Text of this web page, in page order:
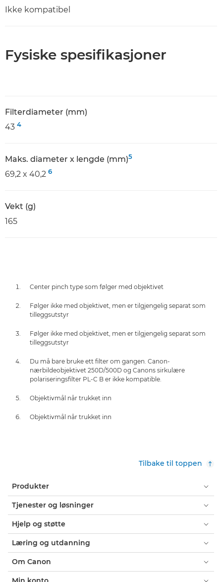
Ikke kompatibel
Fysiske spesifikasjoner
Filterdiameter (mm)
43 4
Maks. diameter x lengde (mm)5
69,2 x 40,2 6
Vekt (g)
165
Center pinch type som følger med objektivet
Følger ikke med objektivet, men er tilgjengelig separat som
tilleggsutstyr
Følger ikke med objektivet, men er tilgjengelig separat som
tilleggsutstyr
Du må bare bruke ett filter om gangen. Canon-
nærbildeobjektivet 250D/500D og Canons sirkulære
polariseringsfilter PL-C B er ikke kompatible.
Objektivmål når trukket inn
Objektivmål når trukket inn
Tilbake til toppen
Produkter
Tjenester og løsninger
Hjelp og støtte
Læring og utdanning
Om Canon